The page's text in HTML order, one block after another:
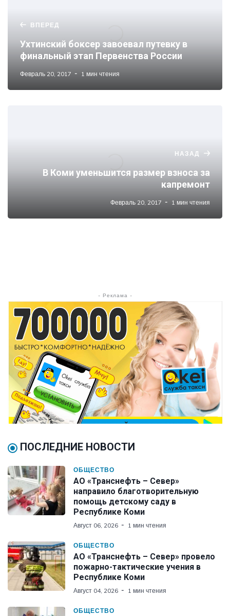
ВПЕРЕД
Ухтинский боксер завоевал путевку в
финальный этап Первенства России
Февраль 20, 2017 1 мин чтения
НАЗАД
В Коми уменьшится размер взноса за
капремонт
Февраль 20, 2017 1 мин чтения
- Реклама -
ПОСЛЕДНИЕ НОВОСТИ
ОБЩЕСТВО
АО «Транснефть – Север»
направило благотворительную
помощь детскому саду в
Республике Коми
Август 06, 2026 1 мин чтения
ОБЩЕСТВО
АО «Транснефть – Север» провело
пожарно-тактические учения в
Республике Коми
Август 04, 2026 1 мин чтения
ОБЩЕСТВО